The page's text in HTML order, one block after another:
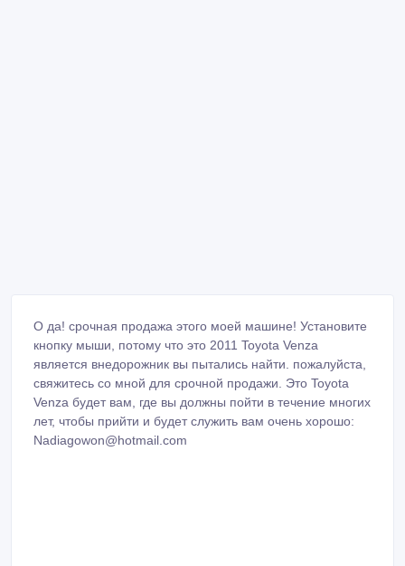
О да! срочная продажа этого моей машине! Установите
кнопку мыши, потому что это 2011 Toyota Venza
является внедорожник вы пытались найти. пожалуйста,
свяжитесь со мной для срочной продажи. Это Toyota
Venza будет вам, где вы должны пойти в течение многих
лет, чтобы прийти и будет служить вам очень хорошо:
Nadiagowon@hotmail.com